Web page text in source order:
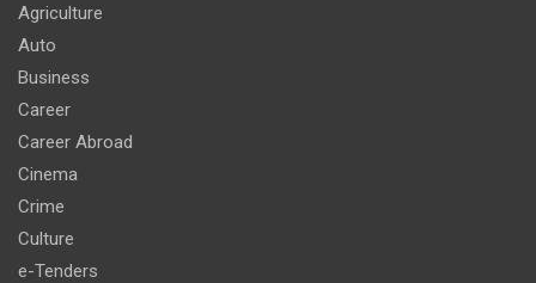
Agriculture
Auto
Business
Career
Career Abroad
Cinema
Crime
Culture
e-Tenders